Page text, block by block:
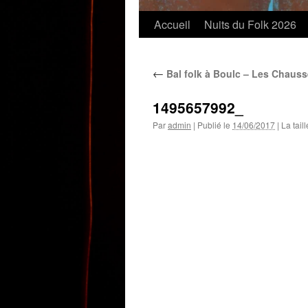
Accueil Nuits du Folk 2026
← Bal folk à Boulc – Les
1495657992_
Paradmin | Publié le 14/06/2017 | La